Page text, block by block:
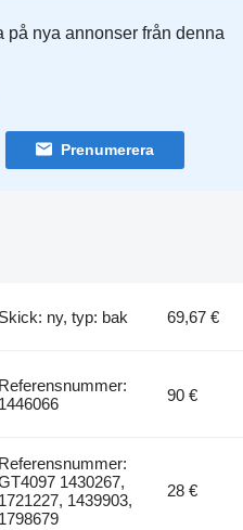
på nya annonser från denna
Prenumerera
Skick: ny, typ: bak 69,67 €
Referensnummer:
1446066
90 €
Referensnummer:
1430267,
1721227, 1439903,
1798679
28 €